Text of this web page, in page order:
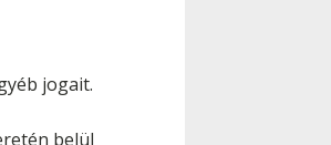
jogait.
belül